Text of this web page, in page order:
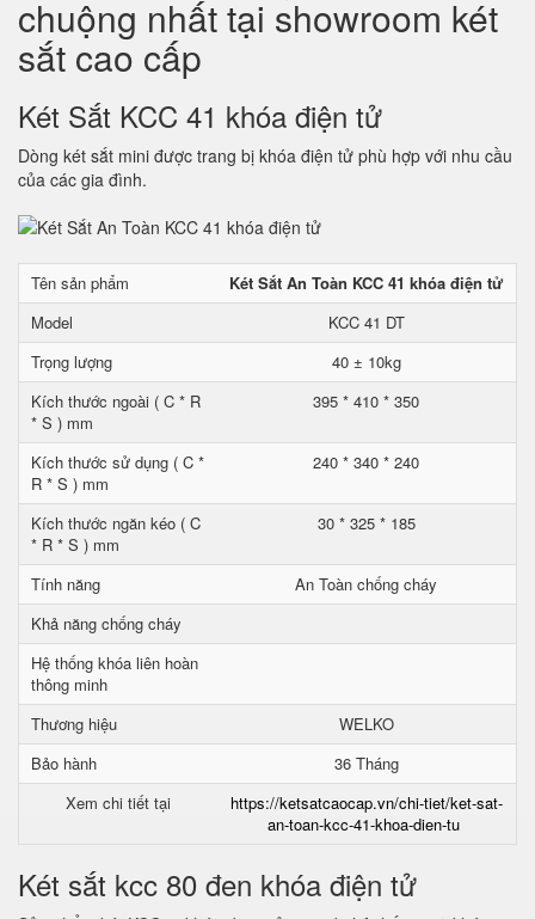
chuộng nhất tại showroom két
sắt cao cấp
Két Sắt KCC 41 khóa điện tử
Dòng két sắt mini được trang bị khóa điện tử phù hợp với nhu cầu
của các gia đình.
Tên sản phẩm
Két Sắt An Toàn KCC 41 khóa điện tử
Model
KCC 41 DT
Trọng lượng
40 ± 10kg
Kích thước ngoài ( C * R
* S ) mm
395 * 410 * 350
Kích thước sử dụng ( C *
R * S ) mm
240 * 340 * 240
Kích thước ngăn kéo ( C
* R * S ) mm
30 * 325 * 185
Tính năng
An Toàn chống cháy
Khả năng chống cháy
Hệ thống khóa liên hoàn
thông minh
Thương hiệu
WELKO
Bảo hành
36 Tháng
Xem chi tiết tại
https://ketsatcaocap.vn/chi-tiet/ket-sat-
an-toan-kcc-41-khoa-dien-tu
Két sắt kcc 80 đen khóa điện tử